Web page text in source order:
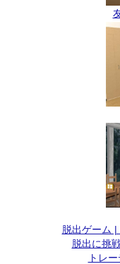
脱出ゲーム
脱出に挑
トレ